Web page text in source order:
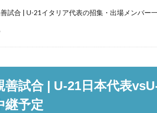
試合 | U-21イタリア代表の招集・出場メンバー
善試合 | U-21日本代表
継予定